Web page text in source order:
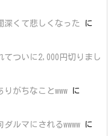
深くて悲しくなった
に
てついに2,000円切りまし
がちなことwww に
ルマにされるwwww に